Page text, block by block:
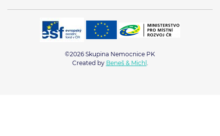
©2026 Skupina Nemocnice PK
Created by Beneš & Michl .